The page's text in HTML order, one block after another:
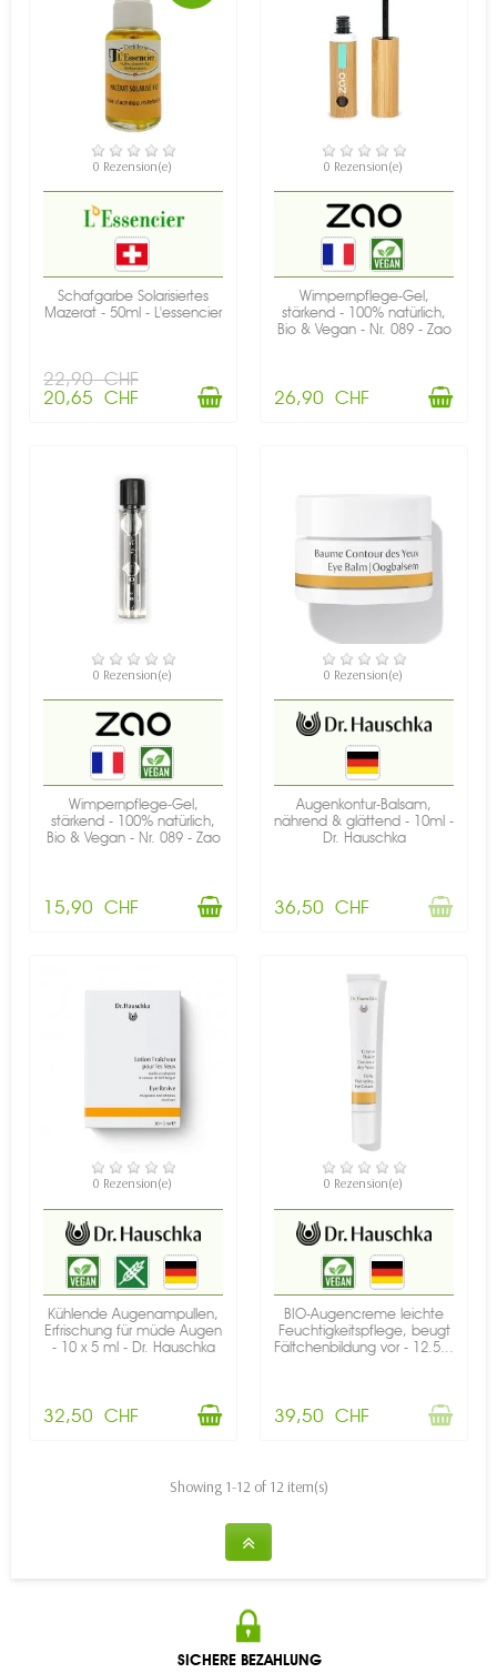
VERFÜGBAR
0 Rezension(e)
Schafgarbe Solarisiertes
Mazerat - 50ml - L'essencier
22,90 CHF
20,65 CHF
VERFÜGBAR
0 Rezension(e)
Wimpernpflege-Gel,
stärkend - 100% natürlich,
Bio & Vegan - Nr. 089 - Zao
26,90 CHF
VERFÜGBAR
0 Rezension(e)
Wimpernpflege-Gel,
stärkend - 100% natürlich,
Bio & Vegan - Nr. 089 - Zao
15,90 CHF
NICHT AUF LAGER
0 Rezension(e)
Augenkontur-Balsam,
nährend & glättend - 10ml -
Dr. Hauschka
36,50 CHF
VERFÜGBAR
0 Rezension(e)
Kühlende Augenampullen,
Erfrischung für müde Augen
- 10 x 5 ml - Dr. Hauschka
32,50 CHF
NICHT AUF LAGER
0 Rezension(e)
BIO-Augencreme leichte
Feuchtigkeitspflege, beugt
Fältchenbildung vor - 12.5...
39,50 CHF
Showing 1-12 of 12 item(s)
SICHERE BEZAHLUNG